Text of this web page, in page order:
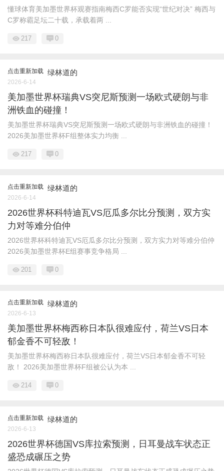
懂球体育美加墨世界杯观赛指南梅西C罗能否实现“世纪对决” 梅西与
C罗称霸足坛二十载，承载着两 ...
217 0
点击重新加载 绿林道的
2026-6-14
美加墨世界杯瑞典VS突尼斯预测一场欧式硬朗与非
洲铁血的碰撞！
美加墨世界杯瑞典VS突尼斯预测一场欧式硬朗与非洲铁血的碰撞！
2026美加墨世界杯F组整体实力均衡 ...
217 0
点击重新加载 绿林道的
2026-6-14
2026世界杯科特迪瓦VS厄瓜多尔比分预测，双方实
力对等难分伯仲
2026世界杯科特迪瓦VS厄瓜多尔比分预测，双方实力对等难分伯仲
2026美加墨世界杯E组赛事竞争格局 ...
201 0
点击重新加载 绿林道的
2026-6-13
美加墨世界杯梅西称日本队很难应付，荷兰VS日本
郁金香不可轻敌！
美加墨世界杯梅西称日本队很难应付，荷兰VS日本郁金香不可轻
敌！ 2026美加墨世界杯F组被公认为本 ...
214 0
点击重新加载 绿林道的
2026-6-13
2026世界杯德国VS库拉索预测，日耳曼战车状态正
盛恐成碾压之势